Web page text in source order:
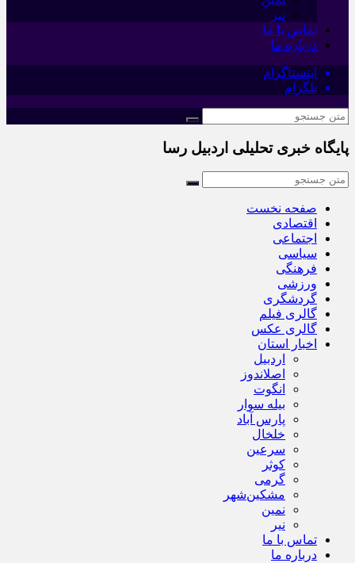
نیر
تماس با ما
درباره ما
اینستاگرام
تلگرام
پایگاه خبری تحلیلی اردبیل رسا
صفحه نخست
اقتصادی
اجتماعی
سیاسی
فرهنگی
ورزشی
گردشگری
گالری فیلم
گالری عکس
اخبار استان
اردبیل
اصلاندوز
انگوت
بیله سوار
پارس آباد
خلخال
سرعین
کوثر
گرمی
مشکین‌شهر
نمین
نیر
تماس با ما
درباره ما